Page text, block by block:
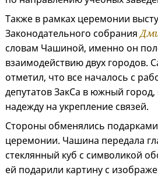
Также в рамках церемонии
Законодательного собрания
словам Чашиной, именно он
взаимодействию двух городов.
отметил, что все началось с
депутатов ЗакСа в южный
надежду на укрепление связей.
Стороны обменялись
церемонии. Чашина передала
стеклянный куб с символикой
ей подарили картину с